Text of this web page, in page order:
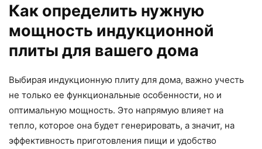
Как определить нужную
мощность индукционной
плиты для вашего дома
Выбирая индукционную плиту для дома, важно учесть
не только ее функциональные особенности, но и
оптимальную мощность. Это напрямую влияет на
тепло, которое она будет генерировать, а значит, на
эффективность приготовления пищи и удобство